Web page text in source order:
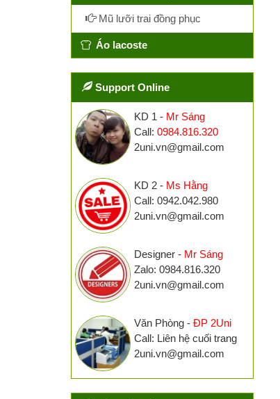
Mũ lưỡi trai đồng phục
Áo lacoste
Support Online
KD 1 - Mr Sáng
Call: 0984.816.320
2uni.vn@gmail.com
KD 2 - Ms Hằng
Call: 0942.042.980
2uni.vn@gmail.com
Designer - Mr Sáng
Zalo: 0984.816.320
2uni.vn@gmail.com
Văn Phòng - ĐP 2Uni
Call: Liên hệ cuối trang
2uni.vn@gmail.com